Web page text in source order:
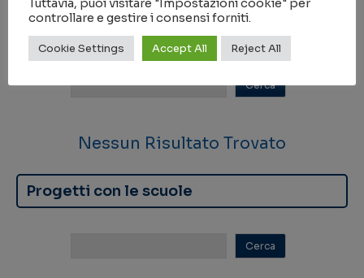
Scuole tematiche
Nessun Risultato Trovato
Progetti con le scuole
controllare e gestire i consensi forniti.
Cookie Settings Accept All Reject All